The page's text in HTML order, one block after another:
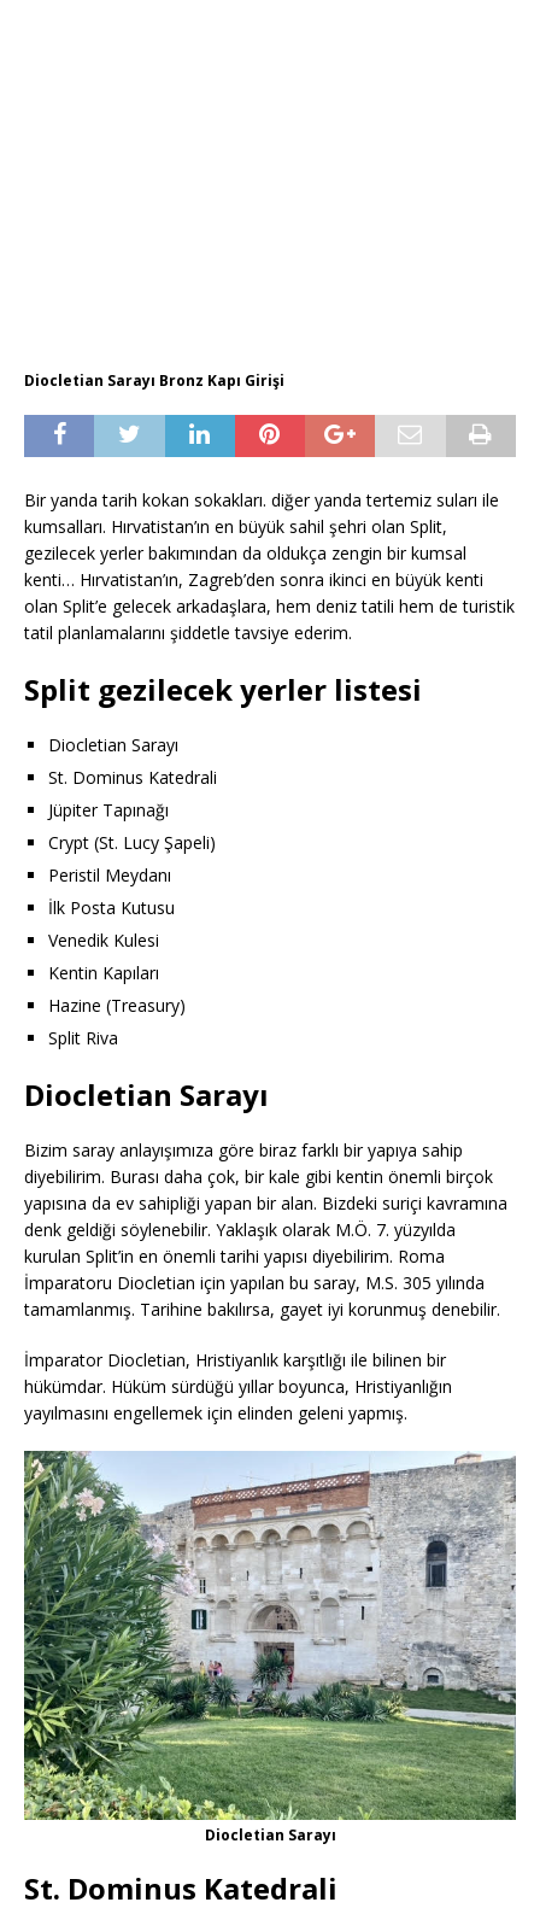
Diocletian Sarayı Bronz Kapı Girişi
Bir yanda tarih kokan sokakları. diğer yanda tertemiz suları ile
kumsalları. Hırvatistan’ın en büyük sahil şehri olan Split,
gezilecek yerler bakımından da oldukça zengin bir kumsal
kenti… Hırvatistan’ın, Zagreb’den sonra ikinci en büyük kenti
olan Split’e gelecek arkadaşlara, hem deniz tatili hem de turistik
tatil planlamalarını şiddetle tavsiye ederim.
Split gezilecek yerler listesi
Diocletian Sarayı
St. Dominus Katedrali
Jüpiter Tapınağı
Crypt (St. Lucy Şapeli)
Peristil Meydanı
İlk Posta Kutusu
Venedik Kulesi
Kentin Kapıları
Hazine (Treasury)
Split Riva
Diocletian Sarayı
Bizim saray anlayışımıza göre biraz farklı bir yapıya sahip
diyebilirim. Burası daha çok, bir kale gibi kentin önemli birçok
yapısına da ev sahipliği yapan bir alan. Bizdeki suriçi kavramına
denk geldiği söylenebilir. Yaklaşık olarak M.Ö. 7. yüzyılda
kurulan Split’in en önemli tarihi yapısı diyebilirim. Roma
İmparatoru Diocletian için yapılan bu saray, M.S. 305 yılında
tamamlanmış. Tarihine bakılırsa, gayet iyi korunmuş denebilir.
İmparator Diocletian, Hristiyanlık karşıtlığı ile bilinen bir
hükümdar. Hüküm sürdüğü yıllar boyunca, Hristiyanlığın
yayılmasını engellemek için elinden geleni yapmış.
Diocletian Sarayı
St. Dominus Katedrali